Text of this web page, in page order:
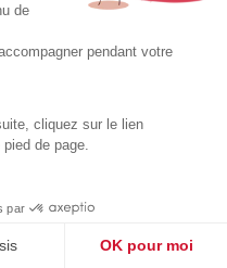
de
pendant votre
cliquez sur le lien
de page.
par
OK pour moi